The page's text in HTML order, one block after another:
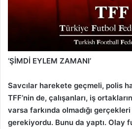
‘ŞİMDİ EYLEM ZAMANI’
Savcılar harekete geçmeli, polis
TFF’nin de, çalışanları, iş
varsa farkında olmadığı gerçekleri
gerekiyordu. Bunu da yaptı. Olay